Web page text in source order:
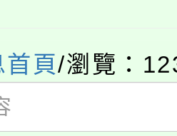
日，桃園電
市運動會8/
收入戶享有免
首頁/瀏覽：